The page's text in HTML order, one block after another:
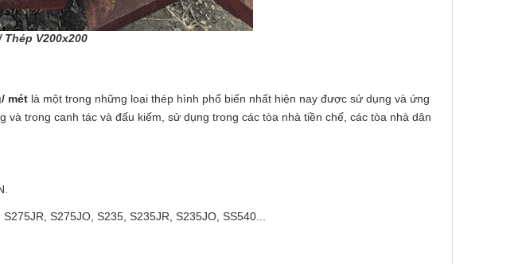
Thép V200x200
mét là một trong những loại thép hình phổ biến nhất hiện nay được sử dụng và ứng
trong canh tác và đấu kiếm, sử dụng trong các tòa nhà tiền chế, các tòa nhà dân
S275JO, S235, S235JR, S235JO, SS540...